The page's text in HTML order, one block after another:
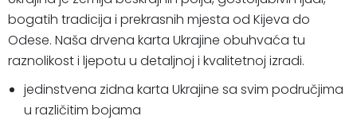
bogatih tradicija i prekrasnih mjesta od Kijeva do
Odese. Naša drvena karta Ukrajine obuhvaća tu
raznolikost i ljepotu u detaljnoj i kvalitetnoj izradi.
jedinstvena zidna karta Ukrajine sa svim područjima
u različitim bojama